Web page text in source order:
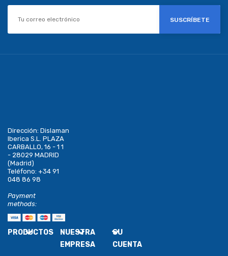
SUSCRÍBETE
Dirección: Dislaman
Iberica S.L. PLAZA
CARBALLO, 16 - 1 1
- 28029 MADRID
(Madrid)
Teléfono: +34 91
048 86 98
Payment
methods:
PRODUCTOS
NUESTRA
EMPRESA
SU
CUENTA